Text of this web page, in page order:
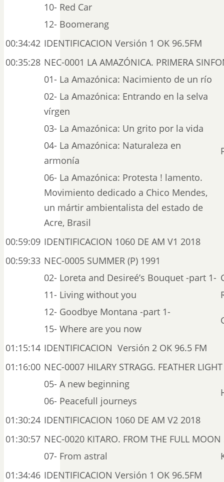
10- Red Car
12- Boomerang
00:34:42 IDENTIFICACION Versión 1 OK 96.5FM
00:35:28 NEC-0001 LA AMAZÓNICA. PRIMERA
01- La Amazónica: Nacimiento de un río
02- La Amazónica: Entrando en la selva
vírgen
03- La Amazónica: Un grito por la vida
04- La Amazónica: Naturaleza en
armonía
06- La Amazónica: Protesta ! lamento.
Movimiento dedicado a Chico Mendes,
un mártir ambientalista del estado de
Acre, Brasil
00:59:09 IDENTIFICACION 1060 DE AM V1 2018
00:59:33 NEC-0005 SUMMER (P) 1991
02- Loreta and Desireé’s Bouquet -part 1-
11- Living without you
12- Goodbye Montana -part 1-
15- Where are you now
01:15:14 IDENTIFICACION Versión 2 OK 96.5 FM
01:16:00 NEC-0007 HILARY STRAGG. FEATHER
05- A new beginning
06- Peacefull journeys
01:30:24 IDENTIFICACION 1060 DE AM V2 2018
01:30:57 NEC-0020 KITARO. FROM THE FULL MOON
07- From astral
01:34:46 IDENTIFICACION Versión 1 OK 96.5FM